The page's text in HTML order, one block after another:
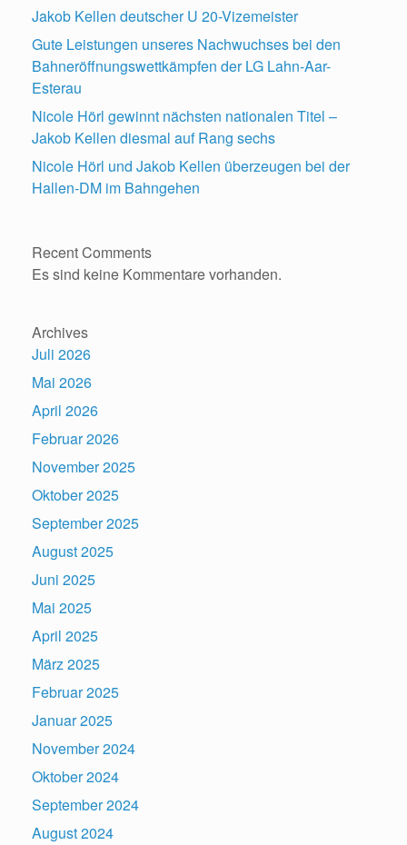
Jakob Kellen deutscher U 20-Vizemeister
Gute Leistungen unseres Nachwuchses bei den
Bahneröffnungswettkämpfen der LG Lahn-Aar-
Esterau
Nicole Hörl gewinnt nächsten nationalen Titel –
Jakob Kellen diesmal auf Rang sechs
Nicole Hörl und Jakob Kellen überzeugen bei der
Hallen-DM im Bahngehen
Recent Comments
Es sind keine Kommentare vorhanden.
Archives
Juli 2026
Mai 2026
April 2026
Februar 2026
November 2025
Oktober 2025
September 2025
August 2025
Juni 2025
Mai 2025
April 2025
März 2025
Februar 2025
Januar 2025
November 2024
Oktober 2024
September 2024
August 2024